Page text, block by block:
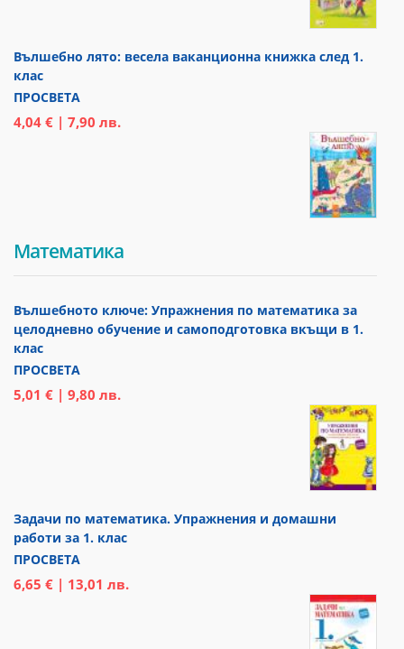
Вълшебно лято: весела ваканционна книжка след 1.
клас
ПРОСВЕТА
4,04 € | 7,90 лв.
Математика
Вълшебното ключе: Упражнения по математика за
целодневно обучение и самоподготовка вкъщи в 1.
клас
ПРОСВЕТА
5,01 € | 9,80 лв.
Задачи по математика. Упражнения и домашни
работи за 1. клас
ПРОСВЕТА
6,65 € | 13,01 лв.